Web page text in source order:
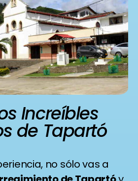
Increíbles
de Tapartó
no sólo vas a